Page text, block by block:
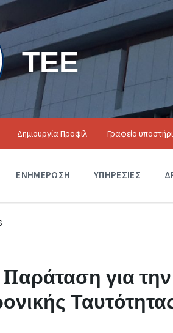
ΤΕΕ
Δημιουργία Προφίλ Γραφείο
ΕΝΗΜΕΡΩΣΗ ΥΠΗΡΕΣΙΕΣ
για